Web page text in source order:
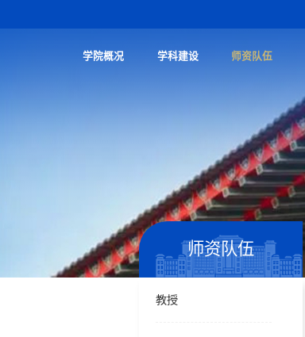
学院概况 学科建设 师资队伍
师资队伍
教授